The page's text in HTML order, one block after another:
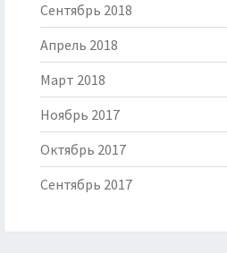
Сентябрь 2018
Апрель 2018
Март 2018
Ноябрь 2017
Октябрь 2017
Сентябрь 2017